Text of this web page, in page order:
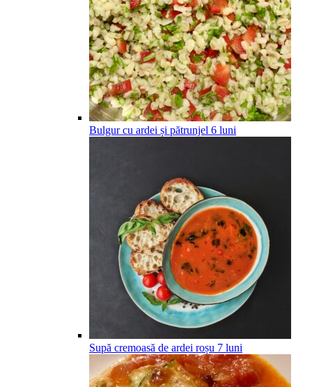
Bulgur cu ardei și pătrunjel 6 luni
Supă cremoasă de ardei roșu 7 luni